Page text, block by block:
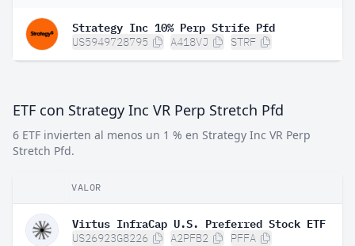
Strategy Inc 10% Perp Strife Pfd
US5949728795 A418VJ STRF
ETF con Strategy Inc VR Perp Stretch Pfd
6 ETF invierten al menos un 1 % en Strategy Inc VR Perp
Stretch Pfd.
VALOR
Virtus InfraCap U.S. Preferred Stock ETF
US26923G8226 A2PFB2 PFFA